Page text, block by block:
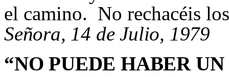
el camino. No rechacéis
Señora, 14 de Julio, 1979
“NO PUEDE HABER